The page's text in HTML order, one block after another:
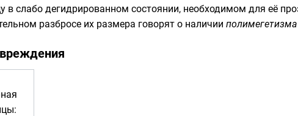
в слабо дегидрированном состоянии, необходимом для её
разбросе их размера говорят о наличии полимегетизма
: